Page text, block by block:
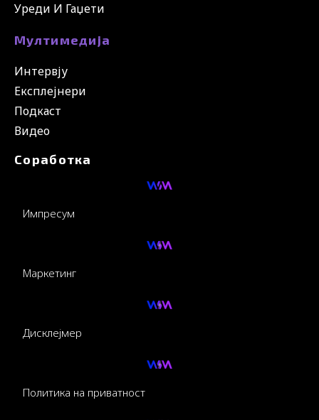
Уреди И Гаџети
Мултимедија
Интервју
Експлејнери
Подкаст
Видео
Соработка
Импресум
Маркетинг
Дисклејмер
Политика на приватност